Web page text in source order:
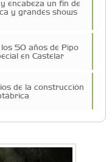
encabeza un fin de
y grandes shows
50 años de Pipo
en Castelar
de la construcción